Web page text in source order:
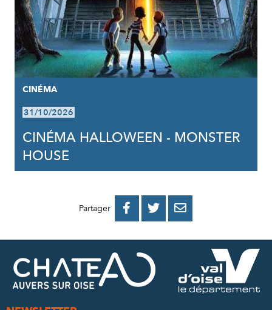
CINÉMA
31/10/2026
CINÉMA HALLOWEEN - MONSTER
HOUSE
Partager 
PARTAGER
FACEBOOK
PARTAGER
PARTAGER
MAIL